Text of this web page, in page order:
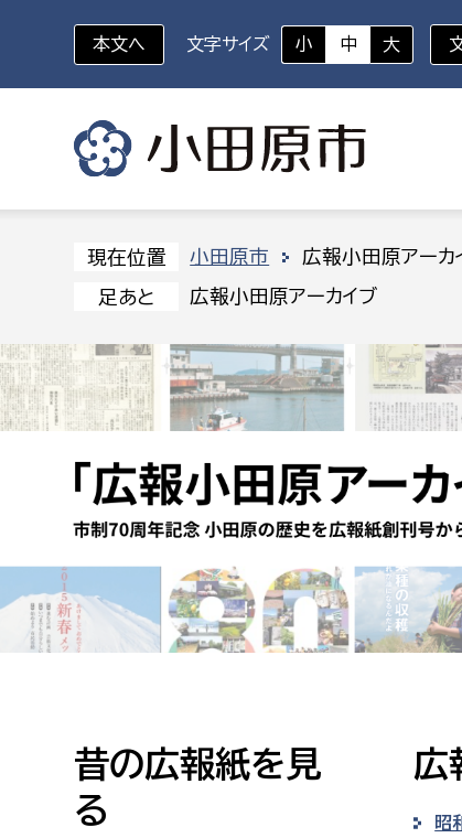
いざというときに
休日救急外来
対象者を選択
幼稚園児・保育園児
高校生・大学生など
障がい者
組織から探す
部に属さない室
秘書室
広報広聴室
企画
財政
デジ
市民部
地域安全課
人権・男女共同参画課
戸籍住民課
防災
本文へ 文字サイズ 小 中 大
現在位置 小田原市 広報小田原アーカ
足あと 広報小田原アーカイブ
昔の広報紙を見
る
広
昭